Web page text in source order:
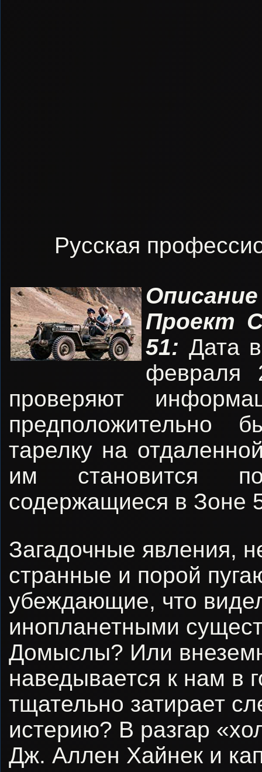
Русская
Проект
51: Дата
февраля
проверяют
предположительно
тарелку на
им становится
содержащиеся в Зоне
Загадочные явления,
странные и порой
убеждающие, что
инопланетными
Домыслы? Или
наведывается к нам в
тщательно затирает
истерию? В разгар
Дж. Аллен Хайнек и